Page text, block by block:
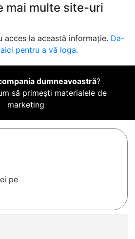
mai multe site-uri
acces la această informație. Da-
pentru a vă loga.
dumneavoastră?
să primești materialele de
marketing
pe